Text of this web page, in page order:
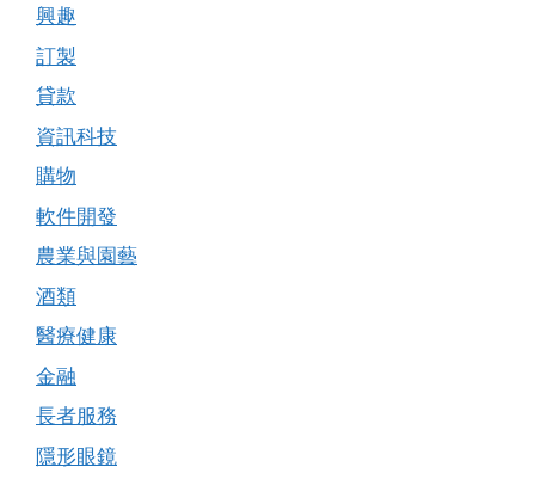
興趣
訂製
貸款
資訊科技
購物
軟件開發
農業與園藝
酒類
醫療健康
金融
長者服務
隱形眼鏡